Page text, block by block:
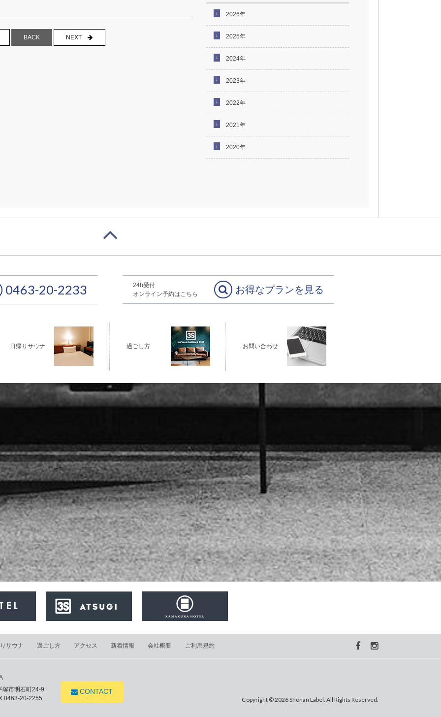
BACK NEXT
2026年
2025年
2024年
2023年
2022年
2021年
2020年
0463-20-2233
24h受付
オンライン予約はこちら
お得なプランを見る
日帰りサウナ 過ごし方 お問い合わせ
サウナ 過ごし方 アクセス 新着情報 会社概要 ご利用規約
塚市明石町24-9
0463-20-2255
CONTACT
Copyright © 2026 Shonan Label. All Rights Reserved.